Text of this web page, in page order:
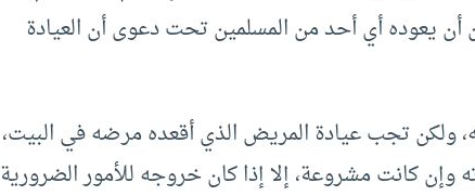
يعوده أي أحد من المسلمين تحت دعوى أن العيادة
تجب عيادة المريض الذي أقعده مرضه في البيت،
كانت مشروعة، إلا إذا كان خروجه للأمور الضرورية